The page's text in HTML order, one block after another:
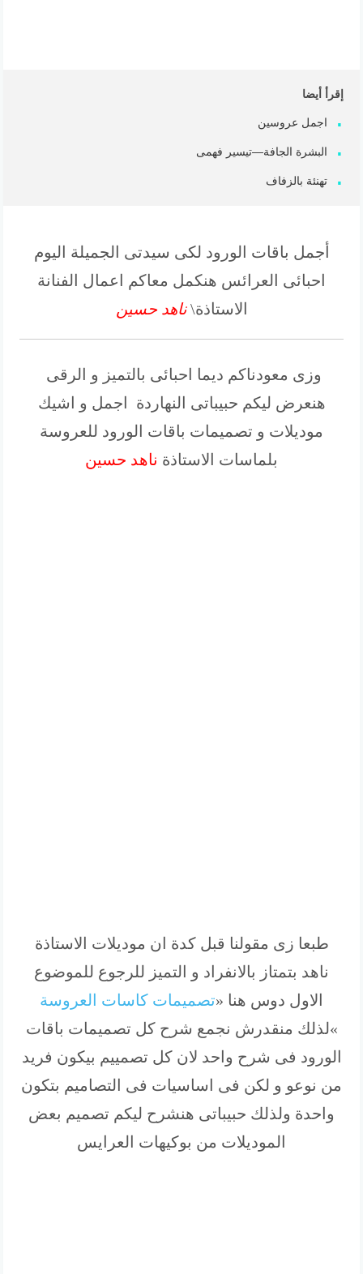
إقرأ أيضا
اجمل عروسين
البشرة الجافة—تيسير فهمى
تهنئة بالزفاف
أجمل باقات الورود لكى سيدتى الجميلة اليوم
احبائى العرائس هنكمل معاكم اعمال الفنانة
الاستاذة\ ناهد حسين
وزى معودناكم ديما احبائى بالتميز و الرقى
هنعرض ليكم حبيباتى النهاردة اجمل و اشيك
موديلات و تصميمات باقات الورود للعروسة
بلماسات الاستاذة ناهد حسين
طبعا زى مقولنا قبل كدة ان موديلات الاستاذة
ناهد بتمتاز بالانفراد و التميز للرجوع للموضوع
الاول دوس هنا «تصميمات كاسات العروسة
»لذلك منقدرش نجمع شرح كل تصميمات باقات
الورود فى شرح واحد لان كل تصمييم بيكون فريد
من نوعو و لكن فى اساسيات فى التصاميم بتكون
واحدة ولذلك حبيباتى هنشرح ليكم تصميم بعض
الموديلات من بوكيهات العرايس